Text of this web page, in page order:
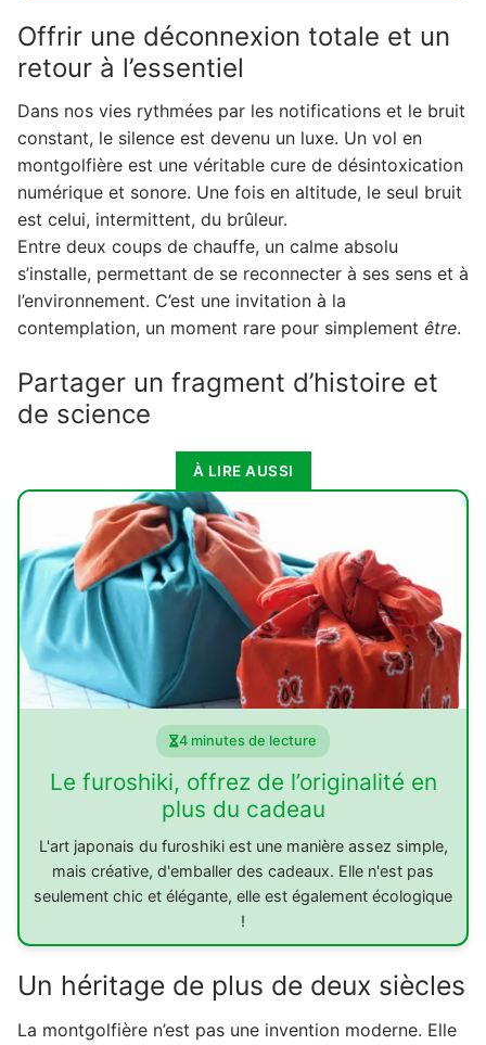
l'essentiel
2. Partager un fragment d'histoire et de science
2.1. Un héritage de plus de deux siècles
2.2. Une leçon de physique à ciel ouvert
3. Révéler la beauté cachée des paysages
3.1. La magie des lumières matinales et
vespérales
3.2. Une géographie qui se dessine sous vos
yeux
4.1. Le rituel de la préparation
4.2. Le toast des aéronautes, une tradition
5. Un cadeau sur mesure et accessible
Offrir une déconnexion totale et un
retour à l’essentiel
Dans nos vies rythmées par les notifications et le bruit
constant, le silence est devenu un luxe. Un vol en
montgolfière est une véritable cure de désintoxication
numérique et sonore. Une fois en altitude, le seul bruit
est celui, intermittent, du brûleur.
Entre deux coups de chauffe, un calme absolu
s’installe, permettant de se reconnecter à ses sens et à
l’environnement. C’est une invitation à la
contemplation, un moment rare pour simplement être.
Partager un fragment d’histoire et
de science
À LIRE AUSSI
4 minutes de lecture
Le furoshiki, offrez de l’originalité en
plus du cadeau
L'art japonais du furoshiki est une manière assez simple,
mais créative, d'emballer des cadeaux. Elle n'est pas
seulement chic et élégante, elle est également écologique
!
Un héritage de plus de deux siècles
La montgolfière n’est pas une invention moderne. Elle